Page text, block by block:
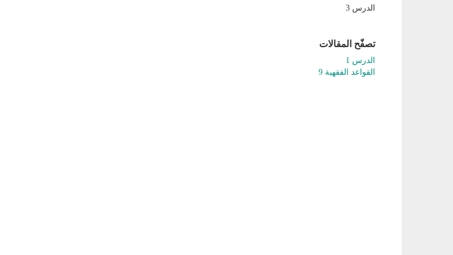
الدرس 3
تصفّح المقالات
الدرس 1
القواعد الفقهية 9